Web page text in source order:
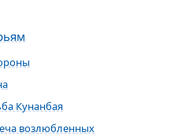
Кунанбая
возлюбленных